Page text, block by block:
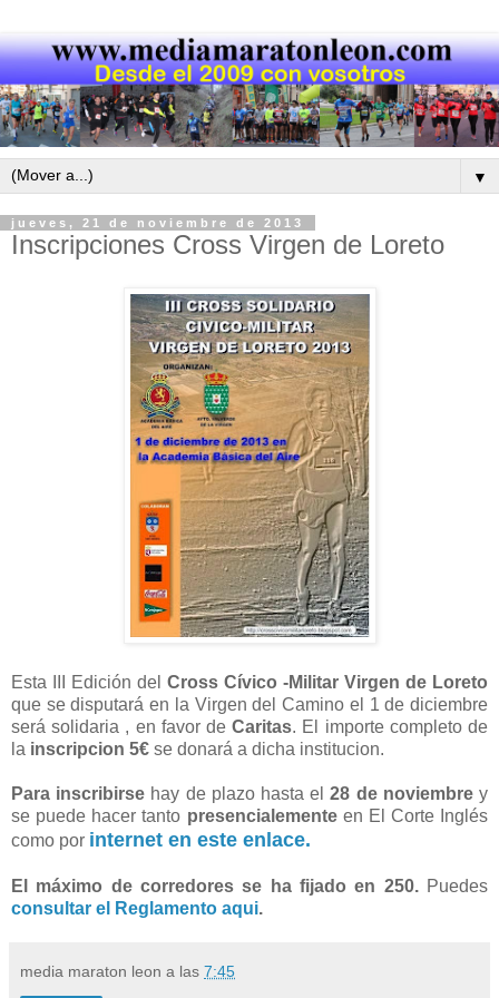
▼
jueves, 21 de noviembre de 2013
Inscripciones Cross Virgen de Loreto
Esta III Edición del Cross Cívico -Militar Virgen de Loreto
que se disputará en la Virgen del Camino el 1 de diciembre
será solidaria , en favor deCaritas. El importe completo de
la inscripcion 5€ se donará a dicha institucion.
Para inscribirse hay de plazo hasta el28 de noviembrey
se puede hacer tanto presencialementeen El Corte Inglés
como por internet en este enlace.
El máximo de corredores se ha fijado en 250. Puedes
consultar el Reglamento aqui.
media maraton leon a las 7:45